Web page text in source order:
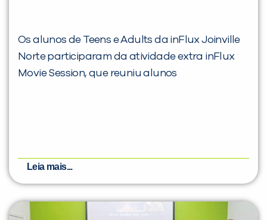
Os alunos de Teens e Adults da inFlux Joinville
Norte participaram da atividade extra inFlux
Movie Session, que reuniu alunos
Leia mais...